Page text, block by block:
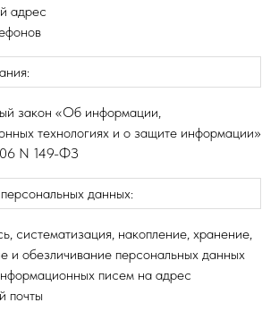
адрес
закон «Об информации,
технологиях и о защите информации»
N 149-ФЗ
данных:
систематизация, накопление, хранение,
и обезличивание персональных данных
писем на адрес
почты